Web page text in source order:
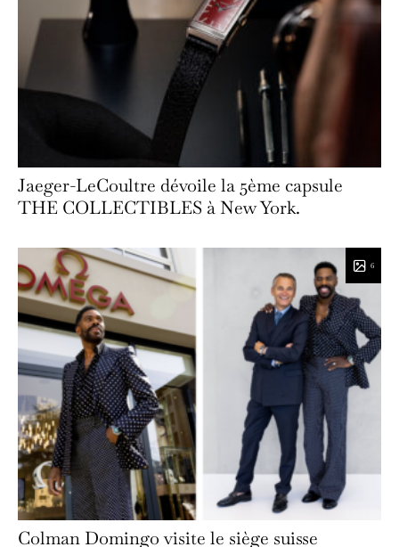
Jaeger-LeCoultre dévoile la 5ème capsule
THE COLLECTIBLES à New York.
6
Colman Domingo visite le siège suisse